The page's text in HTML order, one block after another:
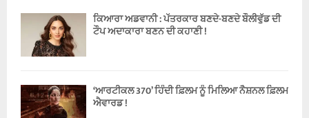
ਕਿਆਰਾ ਅਡਵਾਨੀ : ਪੱਤਰਕਾਰ ਬਣਦੇ-ਬਣਦੇ ਬੌਲੀਵੁੱਡ ਦੀ
ਟੌਪ ਅਦਾਕਾਰਾ ਬਣਨ ਦੀ ਕਹਾਣੀ !
‘ਆਰਟੀਕਲ 370’ ਹਿੰਦੀ ਫ਼ਿਲਮ ਨੂੰ ਮਿਲਿਆ ਨੈਸ਼ਨਲ ਫ਼ਿਲਮ
ਐਵਾਰਡ !